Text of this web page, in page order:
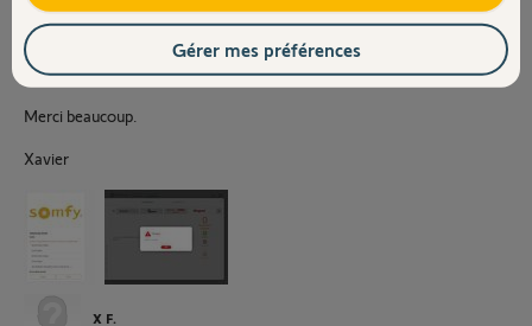
L'association Legrand Google Home s'est bien passée.
Si vous avez une idée svp ;)
Merci beaucoup.
Xavier
X F.
Gérer mes préférences